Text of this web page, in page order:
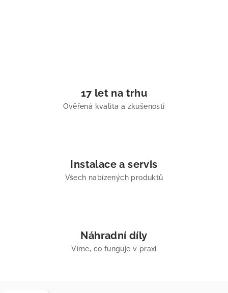
17 let na trhu
Ověřená kvalita a zkušenosti
Instalace a servis
Všech nabízených produktů
Náhradní díly
Víme, co funguje v praxi